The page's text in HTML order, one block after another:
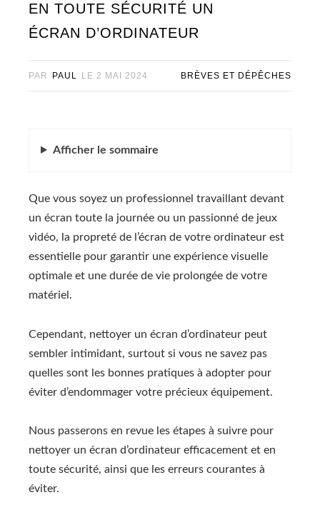
EN TOUTE SÉCURITÉ UN
ÉCRAN D’ORDINATEUR
PAR PAUL LE 2 MAI 2024 BRÈVES ET DÉPÊCHES
Afficher le sommaire
Que vous soyez un professionnel travaillant devant
un écran toute la journée ou un passionné de jeux
vidéo, la propreté de l’écran de votre ordinateur est
essentielle pour garantir une expérience visuelle
optimale et une durée de vie prolongée de votre
matériel.
Cependant, nettoyer un écran d’ordinateur peut
sembler intimidant, surtout si vous ne savez pas
quelles sont les bonnes pratiques à adopter pour
éviter d’endommager votre précieux équipement.
Nous passerons en revue les étapes à suivre pour
nettoyer un écran d’ordinateur efficacement et en
toute sécurité, ainsi que les erreurs courantes à
éviter.